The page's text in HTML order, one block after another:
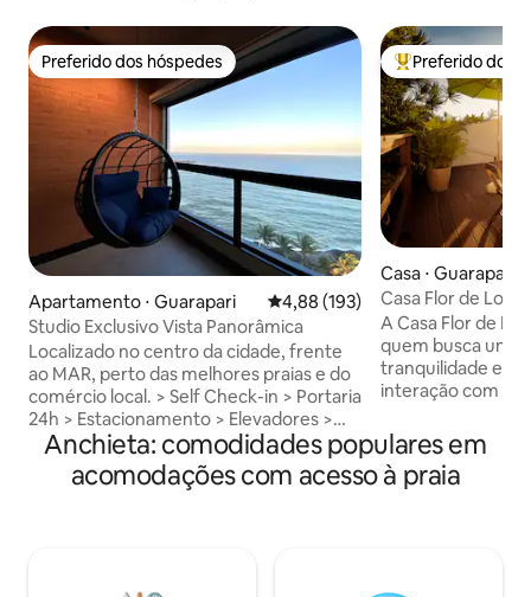
Preferido dos hóspedes
Preferido dos hóspedes
Apartamento ⋅ Guarapari 4,88 de uma avaliação média de
4,88 (193)
Studio Exclusivo Vista Panorâmica
Localizado no centro da cidade, frente
ao MAR, perto das melhores praias e do
comércio local. > Self Check-in > Portaria
24h > Estacionamento > Elevadores >
Wi-Fi (400 MB) > Cama Queen > Cozinha
completa > Espaço para home office >
Não são permitidos animais de
Entre os
Preferido dos
Casa ⋅ Guarapari
Casa Flor de
A Casa Flor de
quem busca uma
tranquilidade e
interação com a
oceano. A casa é
domésticos, com
uma excelente
Anchieta: comodidades populares em
acomodações com acesso à praia